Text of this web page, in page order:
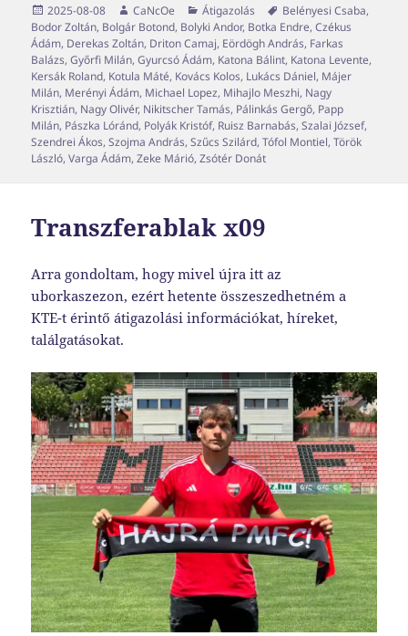
Közzétéve
2025-08-08 Szerző
CaNcOe Kategória
Átigazolás Címke
Belényesi Csaba,
Bodor Zoltán, Bolgár Botond, Bolyki Andor, Botka Endre,Czékus
Ádám, Derekas Zoltán, Driton Camaj, Eördögh András, Farkas
Balázs,Győrfi Milán,Gyurcsó Ádám, Katona Bálint, Katona Levente,
Kersák Roland, Kotula Máté, Kovács Kolos, Lukács Dániel, Májer
Milán, Merényi Ádám, Michael Lopez, Mihajlo Meszhi, Nagy
Krisztián, Nagy Olivér, Nikitscher Tamás, Pálinkás Gergő, Papp
Milán, Pászka Lóránd, Polyák Kristóf, Ruisz Barnabás,Szalai József,
Szendrei Ákos,Szojma András,Szűcs Szilárd,Tófol Montiel,Török
László,Varga Ádám,Zeke Márió,Zsótér Donát
Transzferablak x09
Arra gondoltam, hogy mivel újra itt az
uborkaszezon, ezért hetente összeszedhetném a
KTE-t érintő átigazolási információkat, híreket,
találgatásokat.